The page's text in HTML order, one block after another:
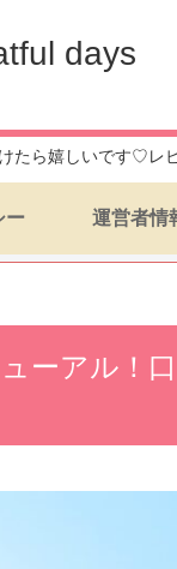
days
たら嬉しいです♡
ー 運営者情
ーアル！口